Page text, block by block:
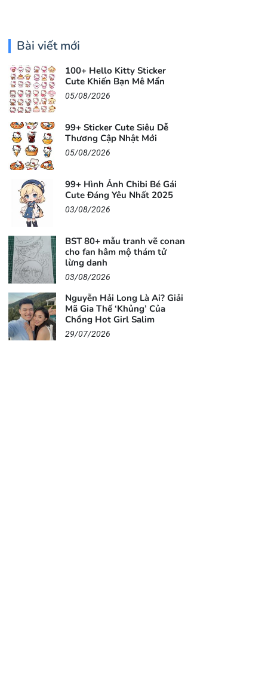
Bài viết mới
100+ Hello Kitty Sticker
Cute Khiến Bạn Mê Mẩn
05/08/2026
99+ Sticker Cute Siêu Dễ
Thương Cập Nhật Mới
05/08/2026
99+ Hình Ảnh Chibi Bé Gái
Cute Đáng Yêu Nhất 2025
03/08/2026
BST 80+ mẫu tranh vẽ conan
cho fan hâm mộ thám tử
lừng danh
03/08/2026
Nguyễn Hải Long Là Ai? Giải
Mã Gia Thế ‘Khủng’ Của
Chồng Hot Girl Salim
29/07/2026